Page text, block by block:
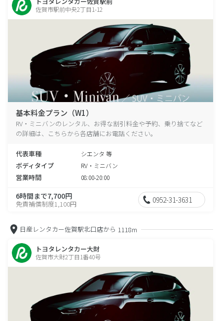
佐賀市駅前中央2丁目1-12
基本料金プラン（W1）
RV・ミニバンのレンタル、お得な割引料金や予約、乗り捨てなど
の詳細は、こちらから各店舗にお電話ください。
代表車種 シエンタ 等
ボディタイプ RV・ミニバン
営業時間 08:00-20:00
6時間まで7,700円
免責補償制度1,100円 0952-31-3631
日産レンタカー佐賀駅北口店から 1118m
トヨタレンタカー大財
佐賀市大財2丁目1番40号